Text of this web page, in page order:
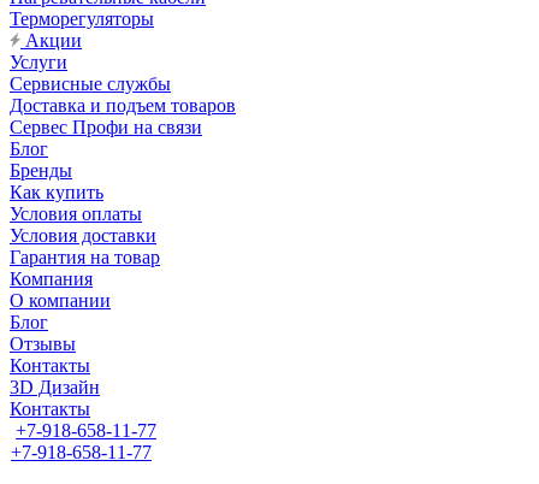
Терморегуляторы
Акции
Услуги
Сервисные службы
Доставка и подъем товаров
Сервес Профи на связи
Блог
Бренды
Как купить
Условия оплаты
Условия доставки
Гарантия на товар
Компания
О компании
Блог
Отзывы
Контакты
3D Дизайн
Контакты
+7-918-658-11-77
+7-918-658-11-77